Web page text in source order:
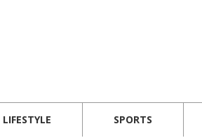
LIFESTYLE SPORTS